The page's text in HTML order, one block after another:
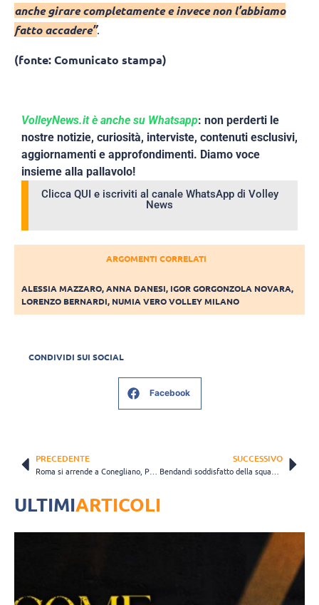
anche girare completamente e invece non l’abbiamo
fatto accadere”.
(fonte: Comunicato stampa)
VolleyNews.it è anche su Whatsapp: non perderti le
nostre notizie, curiosità, interviste, contenuti esclusivi,
aggiornamenti e approfondimenti. Diamo voce
insieme alla pallavolo!
Clicca QUI e iscriviti al canale WhatsApp di Volley
News
ARGOMENTI CORRELATI
ALESSIA MAZZARO,ANNA DANESI, IGOR GORGONZOLA NOVARA,
LORENZO BERNARDI, NUMIA VERO VOLLEY MILANO
CONDIVIDI SUI SOCIAL
Facebook
PRECEDENTE SUCCESSIVO
ULTIMIARTICOLI